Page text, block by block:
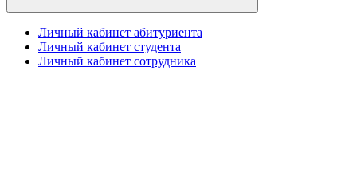
Личный кабинет абитуриента
Личный кабинет студента
Личный кабинет сотрудника